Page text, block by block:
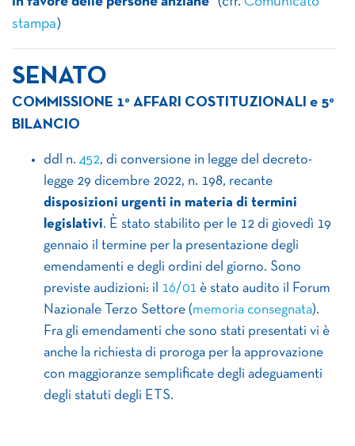
stampa)
SENATO
COMMISSIONE 1° AFFARI COSTITUZIONALI e 5°
BILANCIO
ddl n. 452, di conversione in legge del decreto-
legge 29 dicembre 2022, n. 198, recante
disposizioni urgenti in materia di termini
legislativi. È stato stabilito per le 12 di giovedì 19
gennaio il termine per la presentazione degli
emendamenti e degli ordini del giorno. Sono
previste audizioni: il
16/01 è stato audito il Forum
Nazionale Terzo Settore (memoria consegnata).
Fra gli emendamenti che sono stati presentati vi è
anche la richiesta di proroga per la approvazione
con maggioranze semplificate degli adeguamenti
degli statuti degli ETS.